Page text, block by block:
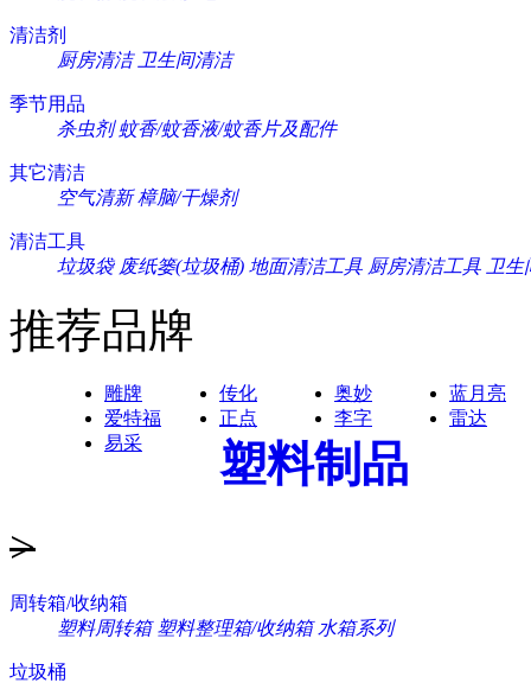
清洁剂
厨房清洁 卫生间清洁
季节用品
杀虫剂 蚊香/蚊香液/蚊香片及配件
其它清洁
空气清新 樟脑/干燥剂
清洁工具
垃圾袋 废纸篓(垃圾桶) 地面清洁工具 厨房清洁工具 卫
推荐品牌
雕牌 传化 奥妙
蓝月亮
爱特福
正点 李字
雷达
易采
塑料制品
>
周转箱/收纳箱
塑料周转箱 塑料整理箱/收纳箱 水箱系列
垃圾桶